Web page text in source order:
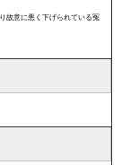
故意に悪く下げられている冤